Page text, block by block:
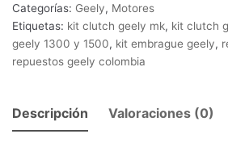
Categorías: Geely, Motores
Etiquetas: kit clutch geely mk, kit clutch
geely 1300 y 1500, kit embrague geely,
repuestos geely colombia
Descripción Valoraciones (0)